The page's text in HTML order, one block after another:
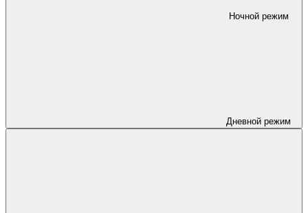
Ночной режим
Дневной режим